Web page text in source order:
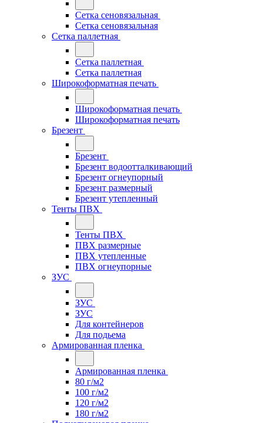
Сетка сеновязальная
Сетка сеновязальная
Сетка паллетная
Сетка паллетная
Сетка паллетная
Широкоформатная печать
Широкоформатная печать
Широкоформатная печать
Брезент
Брезент
Брезент водоотталкивающий
Брезент огнеупорный
Брезент размерный
Брезент утепленный
Тенты ПВХ
Тенты ПВХ
ПВХ размерные
ПВХ утепленные
ПВХ огнеупорные
ЗУС
ЗУС
ЗУС
Для контейнеров
Для подьема
Армированная пленка
Армированная пленка
80 г/м2
100 г/м2
120 г/м2
180 г/м2